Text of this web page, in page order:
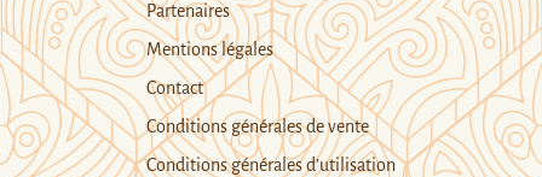
Partenaires
Mentions légales
Contact
Conditions générales de vente
Conditions générales d’utilisation